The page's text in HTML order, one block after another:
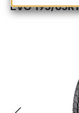
EVO 195/
Ignorer la galerie